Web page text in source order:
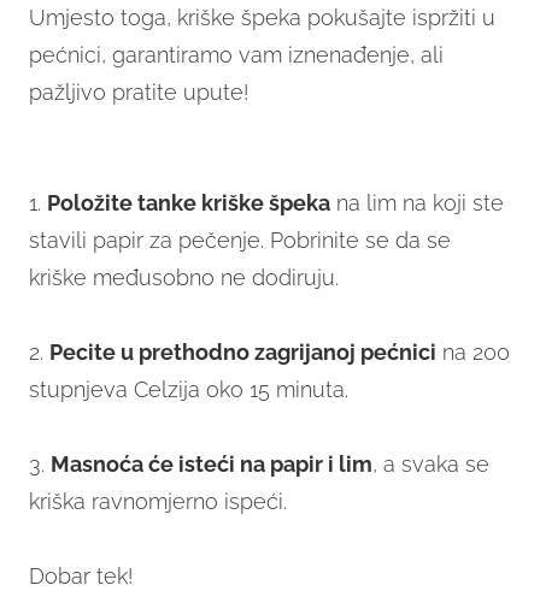
Umjesto toga, kriške špeka pokušajte ispržiti u
pećnici, garantiramo vam iznenađenje, ali
pažljivo pratite upute!
1. Položite tanke kriške špeka na lim na koji ste
stavili papir za pečenje. Pobrinite se da se
kriške međusobno ne dodiruju.
2. Pecite u prethodno zagrijanoj pećnici na 200
stupnjeva Celzija oko 15 minuta.
3. Masnoća će isteći na papir i lim, a svaka se
kriška ravnomjerno ispeći.
Dobar tek!